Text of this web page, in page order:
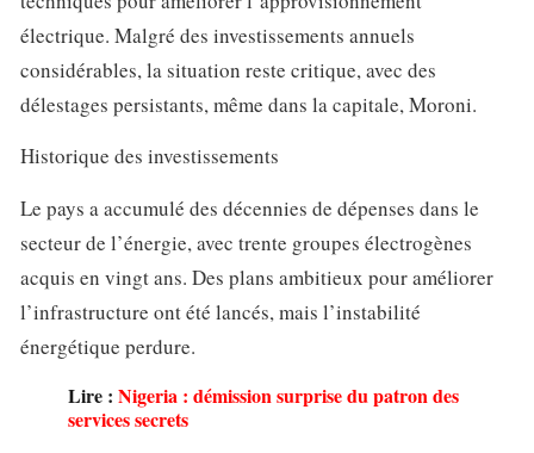
électrique. Malgré des investissements annuels
considérables, la situation reste critique, avec des
délestages persistants, même dans la capitale, Moroni.
Historique des investissements
Le pays a accumulé des décennies de dépenses dans le
secteur de l’énergie, avec trente groupes électrogènes
acquis en vingt ans. Des plans ambitieux pour améliorer
l’infrastructure ont été lancés, mais l’instabilité
énergétique perdure.
Lire : Nigeria : démission surprise du patron des
services secrets